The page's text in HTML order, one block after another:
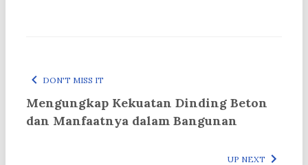
DON'T MISS IT
Mengungkap Kekuatan Dinding Beton
dan Manfaatnya dalam Bangunan
UP NEXT